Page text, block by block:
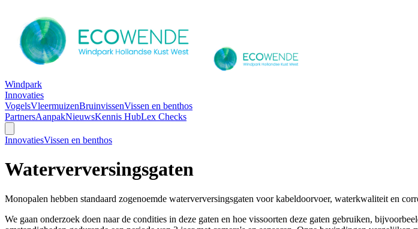
Windpark
Innovaties
VogelsVleermuizenBruinvissenVissen en benthos
PartnersAanpakNieuwsKennis HubLex Checks
InnovatiesVissen en benthos
Waterverversingsgaten
Monopalen hebben standaard zogenoemde waterverversingsgaten voor kabeldoorvoer, waterkwaliteit en
We gaan onderzoek doen naar de condities in deze gaten en hoe vissoorten deze gaten gebruiken,